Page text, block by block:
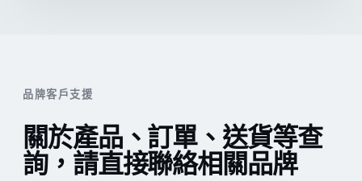
品牌客戶支援
關於產品、訂單、送貨等查
詢，請直接聯絡相關品牌